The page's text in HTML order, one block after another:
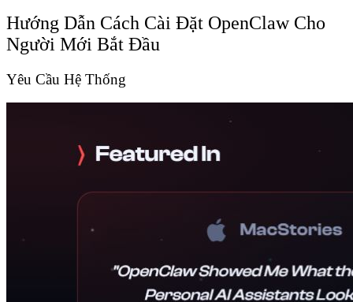
Hướng Dẫn Cách Cài Đặt OpenClaw Cho
Người Mới Bắt Đầu
Yêu Cầu Hệ Thống